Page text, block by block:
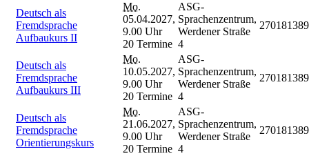
Deutsch als
Fremdsprache
Aufbaukurs II
Mo.
05.04.2027,
9.00 Uhr
20 Termine
ASG-
Sprachenzentrum,
Werdener Straße
4
Deutsch als
Fremdsprache
Aufbaukurs III
Mo.
10.05.2027,
9.00 Uhr
20 Termine
ASG-
Sprachenzentrum,
Werdener Straße
4
Deutsch als
Fremdsprache
Orientierungskurs
Mo.
21.06.2027,
9.00 Uhr
20 Termine
ASG-
Sprachenzentrum,
Werdener Straße
4